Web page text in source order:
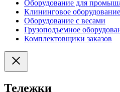
Оборудование для
Клининговое оборудование
Оборудование с весами
Грузоподъемное
Комплектовщики заказов
Тележки